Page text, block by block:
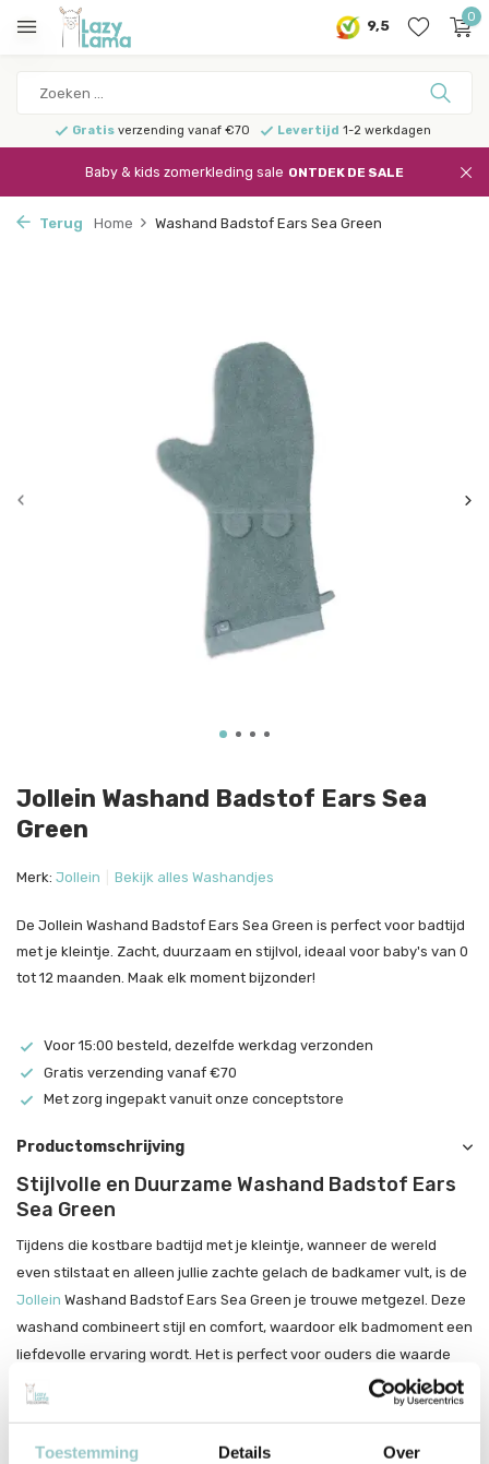
Toestemming Details Over
9,5
0
Gratis verzending vanaf €70 Levertijd 1-2 werkdagen
Baby & kids zomerkleding sale ONTDEK DE SALE
Terug Home Washand Badstof Ears Sea Green
Jollein Washand Badstof Ears Sea
Green
Merk: Jollein Bekijk alles Washandjes
De Jollein Washand Badstof Ears Sea Green is perfect voor badtijd
met je kleintje. Zacht, duurzaam en stijlvol, ideaal voor baby's van 0
tot 12 maanden. Maak elk moment bijzonder!
Voor 15:00 besteld, dezelfde werkdag verzonden
Gratis verzending vanaf €70
Met zorg ingepakt vanuit onze conceptstore
Productomschrijving
Stijlvolle en Duurzame Washand Badstof Ears
Sea Green
Tijdens die kostbare badtijd met je kleintje, wanneer de wereld
even stilstaat en alleen jullie zachte gelach de badkamer vult, is de
Jollein Washand Badstof Ears Sea Green je trouwe metgezel. Deze
washand combineert stijl en comfort, waardoor elk badmoment een
liefdevolle ervaring wordt. Het is perfect voor ouders die waarde
hechten aan kwaliteit en een moderne, eco-vriendelijke levensstijl.
Gemaakt van 100% badstof katoen, biedt deze washand een
zachte en duurzame oplossing voor de dagelijkse verzorging van je